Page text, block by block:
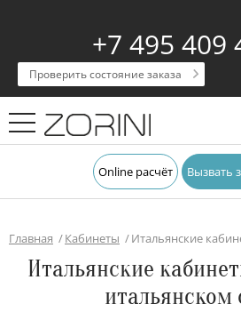
+7 495 409
Проверить состояние заказа
Online расчёт Вызвать
Главная Кабинеты Итальянские
Итальянские
итальянском